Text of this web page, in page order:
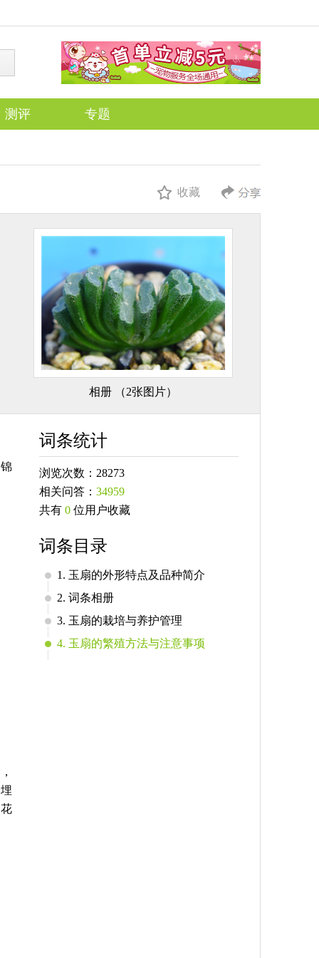
测评 专题
收藏
相册 （2张图片）
词条统计
浏览次数：28273
相关问答： 34959
共有 0 位用户收藏
词条目录
1. 玉扇的外形特点及品种简介
2. 词条相册
3. 玉扇的栽培与养护管理
4. 玉扇的繁殖方法与注意事项